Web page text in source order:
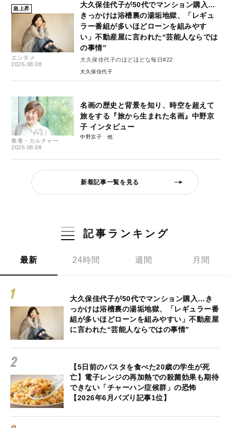
急上昇
エンタメ
2026.08.08
大久保佳代子が50代でマンション購入…
きっかけは浴槽裏の湯垢地獄、「レギュ
ラー番組が多いほどローンを組みやす
い」不動産屋に言われた“芸能人ならでは
の事情”
大久保佳代子のほどほどな毎日#22
大久保佳代子
教養・カルチャー
2026.08.08
名画の歴史と背景を知り、時空を超えて
旅をする『旅から生まれた名画』中野京
子 インタビュー
中野京子
新着記事一覧を見る
記事ランキング
最新 24時間 週間 月間
大久保佳代子が50代でマンション購入…き
っかけは浴槽裏の湯垢地獄、「レギュラー番
組が多いほどローンを組みやすい」不動産屋
に言われた“芸能人ならではの事情”
【5日前のパスタを食べた20歳の学生が死
亡】電子レンジの再加熱での殺菌効果も期待
できない「チャーハン症候群」の恐怖
【2026年6月バズり記事1位】